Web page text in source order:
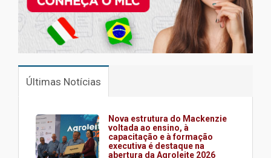
Últimas Notícias
Nova estrutura do Mackenzie
voltada ao ensino, à
capacitação e à formação
executiva é destaque na
abertura da Agroleite 2026